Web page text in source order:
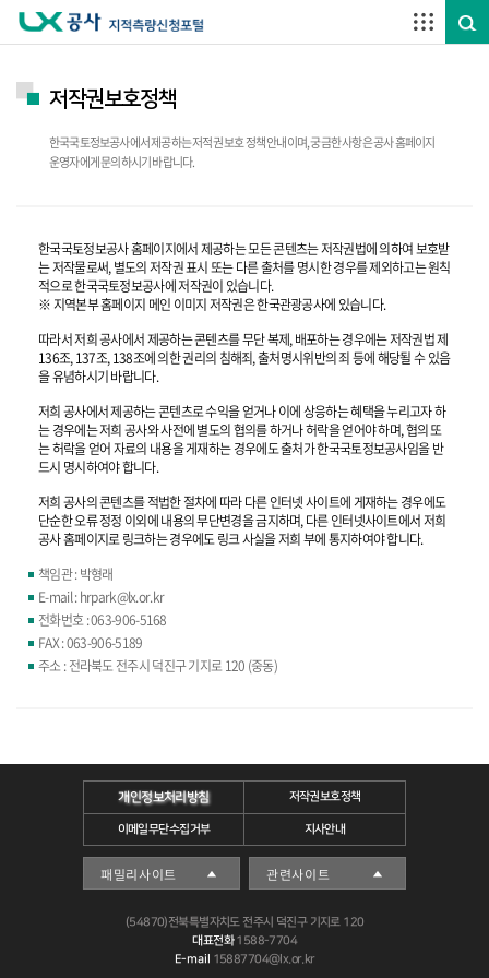
저작권보호정책
한국국토정보공사에서 제공하는 저적권 보호 정책 안내이며, 궁금한 사항은 공사 홈페이지
운영자에게 문의하시기 바랍니다.
한국국토정보공사 홈페이지에서 제공하는 모든 콘텐츠는 저작권법에 의하여 보호받
는 저작물로써, 별도의 저작권 표시 또는 다른 출처를 명시한 경우를 제외하고는 원칙
적으로 한국국토정보공사에 저작권이 있습니다.
※ 지역본부 홈페이지 메인 이미지 저작권은 한국관광공사에 있습니다.
따라서 저희 공사에서 제공하는 콘텐츠를 무단 복제, 배포하는 경우에는 저작권법 제
136조, 137조, 138조에 의한 권리의 침해죄, 출처명시위반의 죄 등에 해당될 수 있음
을 유념하시기 바랍니다.
저희 공사에서 제공하는 콘텐츠로 수익을 얻거나 이에 상응하는 혜택을 누리고자 하
는 경우에는 저희 공사와 사전에 별도의 협의를 하거나 허락을 얻어야 하며, 협의 또
는 허락을 얻어 자료의 내용을 게재하는 경우에도 출처가 한국국토정보공사임을 반
드시 명시하여야 합니다.
저희 공사의 콘텐츠를 적법한 절차에 따라 다른 인터넷 사이트에 게재하는 경우에도
단순한 오류 정정 이외에 내용의 무단변경을 금지하며, 다른 인터넷사이트에서 저희
공사 홈페이지로 링크하는 경우에도 링크 사실을 저희 부에 통지하여야 합니다.
책임관 : 박형래
E-mail : hrpark@lx.or.kr
전화번호 : 063-906-5168
FAX : 063-906-5189
주소 : 전라북도 전주시 덕진구 기지로 120 (중동)
개인정보처리방침 저작권보호정책
이메일무단수집거부 지사안내
(54870)전북특별자치도 전주시 덕진구 기지로 120
대표전화1588-7704
E-mail 15887704@lx.or.kr